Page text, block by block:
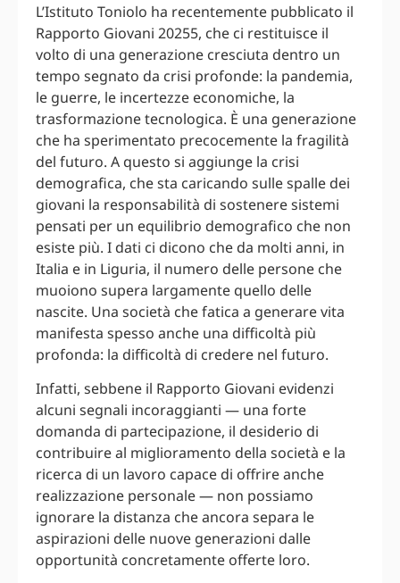
L’Istituto Toniolo ha recentemente pubblicato il
Rapporto Giovani 20255, che ci restituisce il
volto di una generazione cresciuta dentro un
tempo segnato da crisi profonde: la pandemia,
le guerre, le incertezze economiche, la
trasformazione tecnologica. È una generazione
che ha sperimentato precocemente la fragilità
del futuro. A questo si aggiunge la crisi
demografica, che sta caricando sulle spalle dei
giovani la responsabilità di sostenere sistemi
pensati per un equilibrio demografico che non
esiste più. I dati ci dicono che da molti anni, in
Italia e in Liguria, il numero delle persone che
muoiono supera largamente quello delle
nascite. Una società che fatica a generare vita
manifesta spesso anche una difficoltà più
profonda: la difficoltà di credere nel futuro.
Infatti, sebbene il Rapporto Giovani evidenzi
alcuni segnali incoraggianti — una forte
domanda di partecipazione, il desiderio di
contribuire al miglioramento della società e la
ricerca di un lavoro capace di offrire anche
realizzazione personale — non possiamo
ignorare la distanza che ancora separa le
aspirazioni delle nuove generazioni dalle
opportunità concretamente offerte loro.